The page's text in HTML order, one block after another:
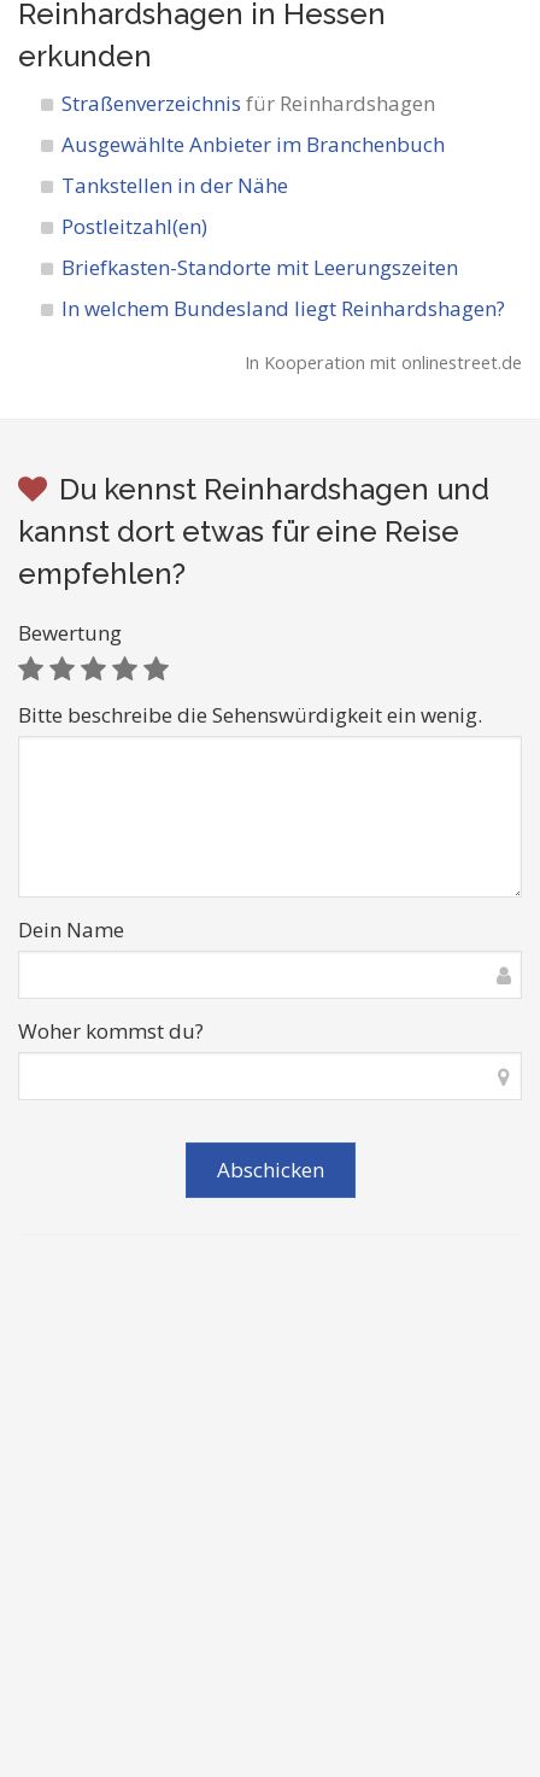
Reinhardshagen in Hessen
erkunden
Straßenverzeichnis für Reinhardshagen
Ausgewählte Anbieter im Branchenbuch
Tankstellen in der Nähe
Postleitzahl(en)
Briefkasten-Standorte mit Leerungszeiten
In welchem Bundesland liegt Reinhardshagen?
In Kooperation mit onlinestreet.de
Du kennst Reinhardshagen und
kannst dort etwas für eine Reise
empfehlen?
Bewertung
Bitte beschreibe die Sehenswürdigkeit ein wenig.
Dein Name
Woher kommst du?